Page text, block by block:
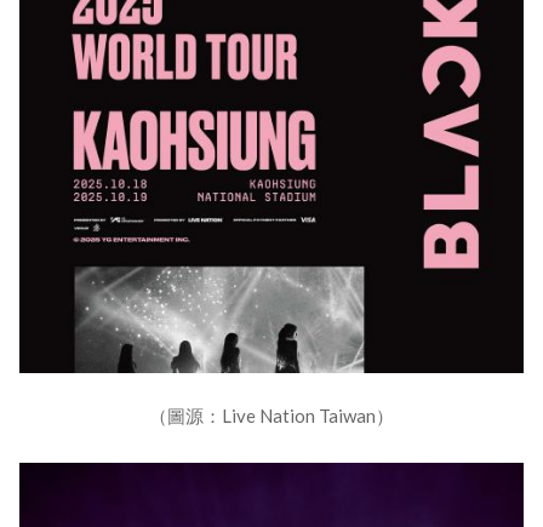
（圖源：Live Nation Taiwan）